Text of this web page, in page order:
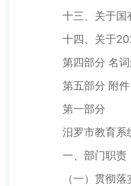
十三、关于国
十四、关于
第四部分 名词
第五部分 附件
第一部分
汨罗市教育系
一、部门职责
（一）贯彻落实